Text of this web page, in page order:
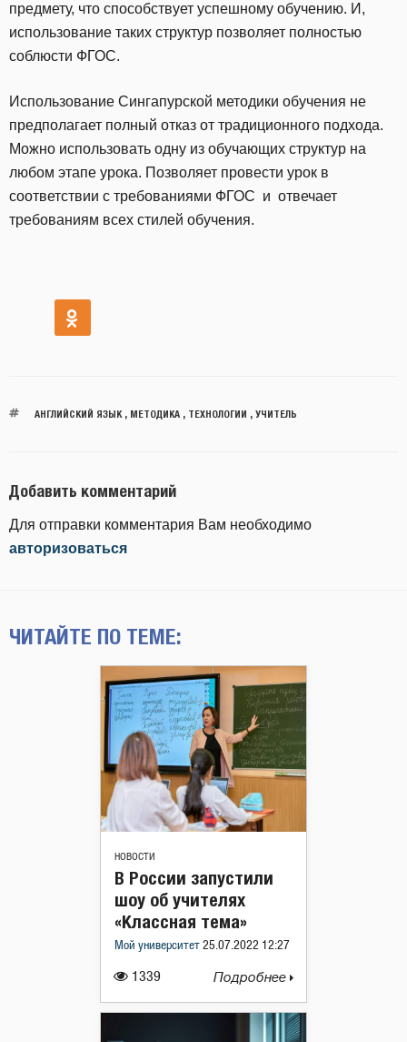
предмету, что способствует успешному обучению. И,
использование таких структур позволяет полностью
соблюсти ФГОС.
Использование Сингапурской методики обучения не
предполагает полный отказ от традиционного подхода.
Можно использовать одну из обучающих структур на
любом этапе урока. Позволяет провести урок в
соответствии с требованиями ФГОС и отвечает
требованиям всех стилей обучения.
АНГЛИЙСКИЙ ЯЗЫК, МЕТОДИКА, ТЕХНОЛОГИИ , УЧИТЕЛЬ
Добавить комментарий
Для отправки комментария Вам необходимо
авторизоваться
ЧИТАЙТЕ ПО ТЕМЕ:
НОВОСТИ
1339
В России запустили
шоу об учителях
«Классная тема»
Мой университет 25.07.2022 12:27
Подробнее